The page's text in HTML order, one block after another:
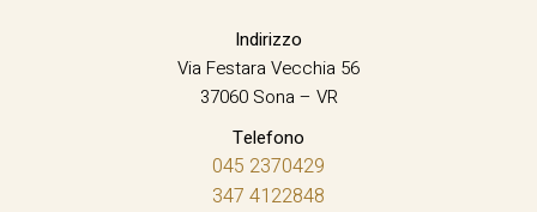
Indirizzo
Via Festara Vecchia 56
37060 Sona – VR
Telefono
045 2370429
347 4122848